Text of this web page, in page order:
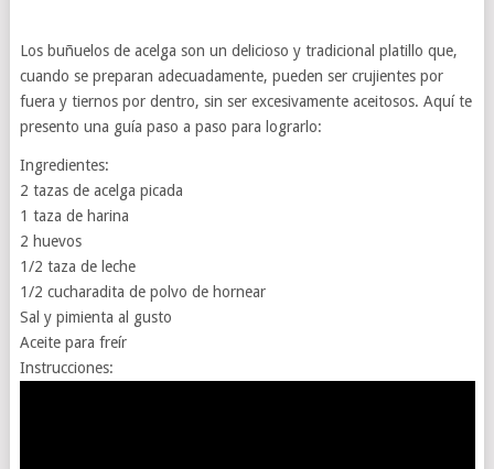
Los buñuelos de acelga son un delicioso y tradicional platillo que,
cuando se preparan adecuadamente, pueden ser crujientes por
fuera y tiernos por dentro, sin ser excesivamente aceitosos. Aquí te
presento una guía paso a paso para lograrlo:
Ingredientes:
2 tazas de acelga picada
1 taza de harina
2 huevos
1/2 taza de leche
1/2 cucharadita de polvo de hornear
Sal y pimienta al gusto
Aceite para freír
Instrucciones: